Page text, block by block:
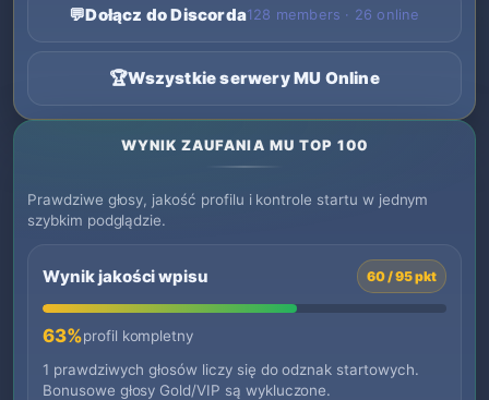
💬Dołącz do Discorda128 members · 26 online
🏆Wszystkie serwery MU Online
WYNIK ZAUFANIA MU TOP 100
Prawdziwe głosy, jakość profilu i kontrole startu w jednym
szybkim podglądzie.
Wynik jakości wpisu 60 / 95 pkt
63%profil kompletny
1 prawdziwych głosów liczy się do odznak startowych.
Bonusowe głosy Gold/VIP są wykluczone.